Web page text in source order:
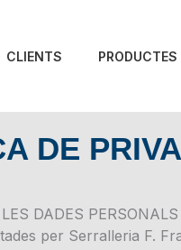
CLIENTS PRODUCTES
DE
DADES
per Serralleria F.